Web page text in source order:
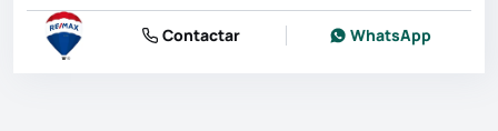
Contactar WhatsApp